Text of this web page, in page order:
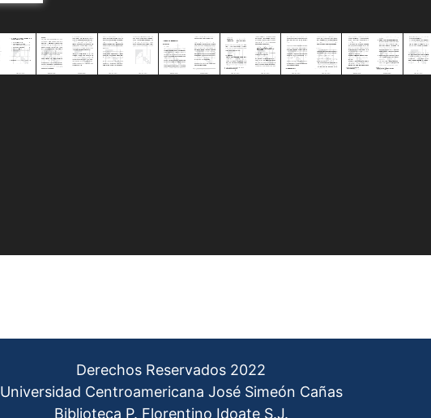
Derechos Reservados 2022
Universidad Centroamericana José Simeón Cañas
Biblioteca P. Florentino Idoate S.J.